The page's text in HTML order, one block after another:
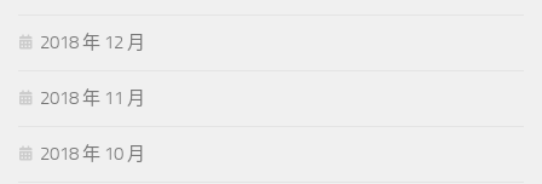
2018 年 12 月
2018 年 11 月
2018 年 10 月